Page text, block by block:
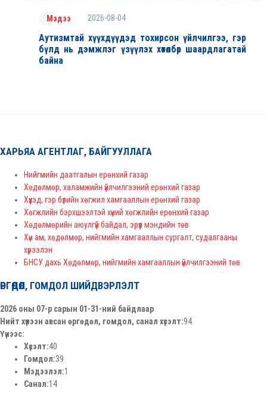
Мэдээ 2026-08-04
Аутизмтай хүүхдүүдэд тохирсон үйлчилгээ, гэр
бүлд нь дэмжлэг үзүүлэх хөтөлбөр шаардлагатай
байна
ХАРЬЯА АГЕНТЛАГ, БАЙГУУЛЛАГА
Нийгмийн даатгалын ерөнхий газар
Хөдөлмөр, халамжийн үйлчилгээний ерөнхий газар
Хүүхэд, гэр бүлийн хөгжил хамгааллын ерөнхий газар
Хөгжлийн бэрхшээлтэй хүний хөгжлийн ерөнхий газар
Хөдөлмөрийн аюулгүй байдал, эрүүл мэндийн төв
Хүн ам, хөдөлмөр, нийгмийн хамгааллын сургалт, судалгааны
хүрээлэн
БНСУ дахь Хөдөлмөр, нийгмийн хамгааллын үйлчилгээний төв
ӨРГӨДӨЛ, ГОМДОЛ ШИЙДВЭРЛЭЛТ
2026 оны 07-р сарын 01-31-ний байдлаар
Нийт хүлээн авсан өргөдөл, гомдол, санал хүсэлт:94
Үүнээс:
Хүсэлт:40
Гомдол:39
Мэдээлэл:1
Санал:14